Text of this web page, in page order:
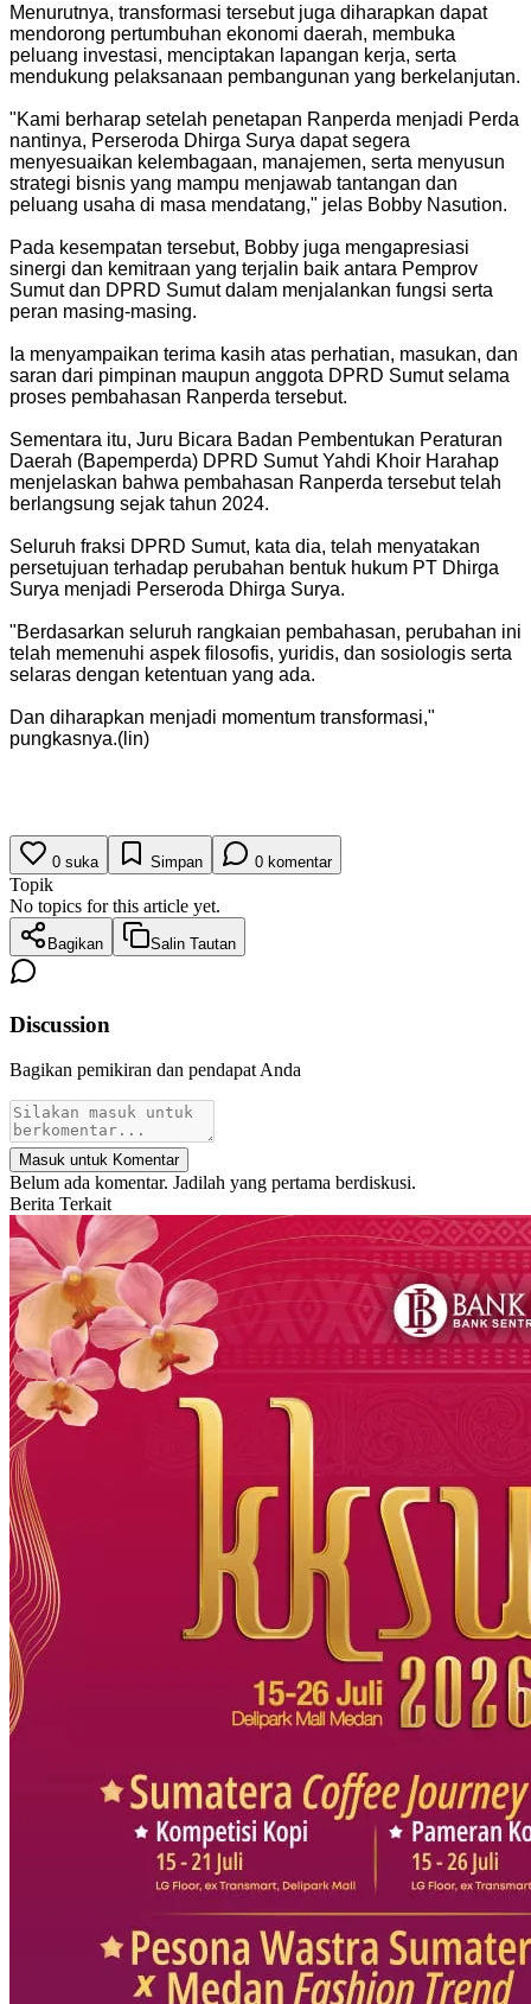
Menurutnya, transformasi tersebut juga diharapkan dapat
mendorong pertumbuhan ekonomi daerah, membuka
peluang investasi, menciptakan lapangan kerja, serta
mendukung pelaksanaan pembangunan yang berkelanjutan.
"Kami berharap setelah penetapan Ranperda menjadi Perda
nantinya, Perseroda Dhirga Surya dapat segera
menyesuaikan kelembagaan, manajemen, serta menyusun
strategi bisnis yang mampu menjawab tantangan dan
peluang usaha di masa mendatang," jelas Bobby Nasution.
Pada kesempatan tersebut, Bobby juga mengapresiasi
sinergi dan kemitraan yang terjalin baik antara Pemprov
Sumut dan DPRD Sumut dalam menjalankan fungsi serta
peran masing-masing.
Ia menyampaikan terima kasih atas perhatian, masukan, dan
saran dari pimpinan maupun anggota DPRD Sumut selama
proses pembahasan Ranperda tersebut.
Sementara itu, Juru Bicara Badan Pembentukan Peraturan
Daerah (Bapemperda) DPRD Sumut Yahdi Khoir Harahap
menjelaskan bahwa pembahasan Ranperda tersebut telah
berlangsung sejak tahun 2024.
Seluruh fraksi DPRD Sumut, kata dia, telah menyatakan
persetujuan terhadap perubahan bentuk hukum PT Dhirga
Surya menjadi Perseroda Dhirga Surya.
"Berdasarkan seluruh rangkaian pembahasan, perubahan ini
telah memenuhi aspek filosofis, yuridis, dan sosiologis serta
selaras dengan ketentuan yang ada.
Dan diharapkan menjadi momentum transformasi,"
pungkasnya.(lin)
0 suka Simpan 0 komentar
Topik
No topics for this article yet.
Bagikan Salin Tautan
Discussion
Bagikan pemikiran dan pendapat Anda
Masuk untuk Komentar
Belum ada komentar. Jadilah yang pertama berdiskusi.
Berita Terkait